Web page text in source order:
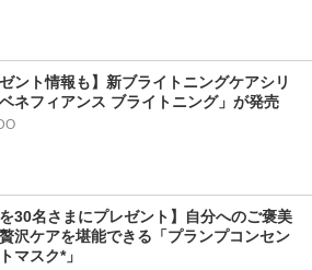
ゼント情報も】新ブライトニングケアシリ
ネフィアンス ブライトニング」が発売
を30名さまにプレゼント】自分へのご褒美
沢ケアを堪能できる「プランプコンセン
マスク*」